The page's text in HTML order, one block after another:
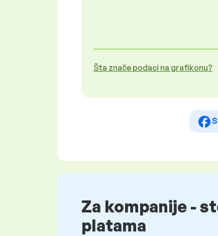
Šta znače podaci na grafikonu?
Za kompanije -
platama